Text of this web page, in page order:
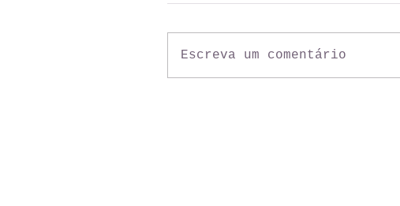
Escreva um comentário